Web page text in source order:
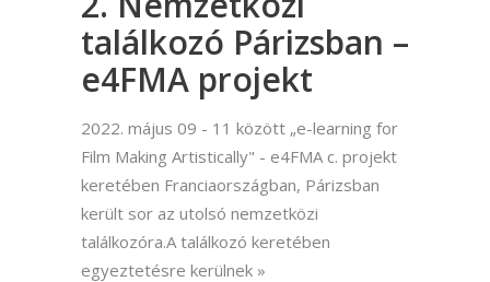
találkozó Párizsban –
e4FMA projekt
2022. május 09 - 11 között „e-learning for
Film Making Artistically" - e4FMA c. projekt
keretében Franciaországban, Párizsban
került sor az utolsó nemzetközi
találkozóra.A találkozó keretében
egyeztetésre kerülnek